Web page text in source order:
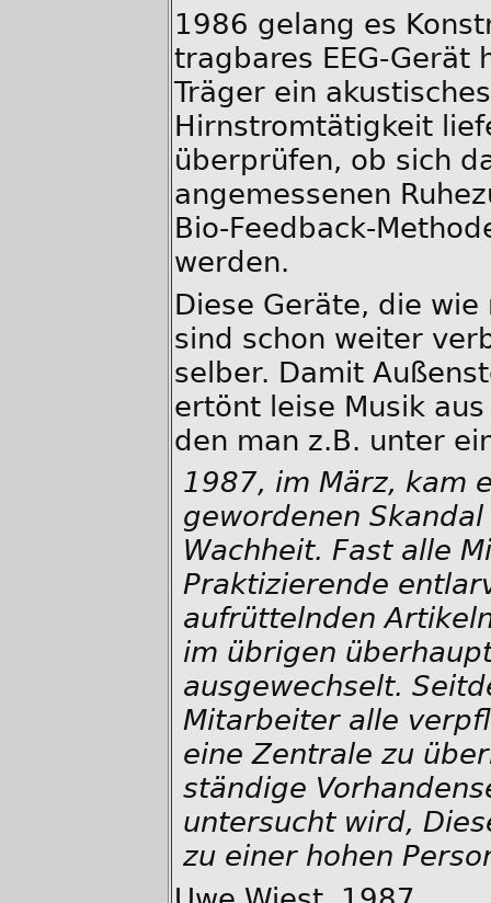
1986 gelang es
tragbares EEG-Gerät
Träger ein
Hirnstromtätigkeit
überprüfen, ob sich
angemessenen
Bio-Feedback-
werden.
Diese Geräte, die
sind schon weiter
selber. Damit
ertönt leise Musik
den man z.B. unter
1987, im März, kam
gewordenen
Wachheit. Fast alle
Praktizierende
aufrüttelnden
im übrigen
ausgewechselt.
Mitarbeiter alle
eine Zentrale zu
ständige
untersucht wird,
zu einer hohen